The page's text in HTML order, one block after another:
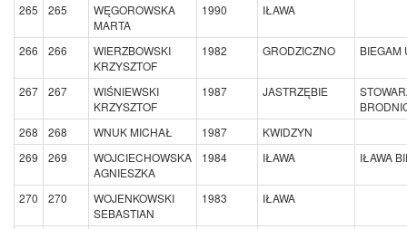
265 265
WĘGOROWSKA
MARTA
1990 IŁAWA
266 266
WIERZBOWSKI
KRZYSZTOF
1982 GRODZICZNO BIEGAM
267 267
WIŚNIEWSKI
KRZYSZTOF
1987 JASTRZĘBIE
268
268 WNUK MICHAŁ 1987
KWIDZYN
269
269
WOJCIECHOWSKA
AGNIESZKA
1984 IŁAWA IŁAWA
270 270
WOJENKOWSKI
SEBASTIAN
1983 IŁAWA